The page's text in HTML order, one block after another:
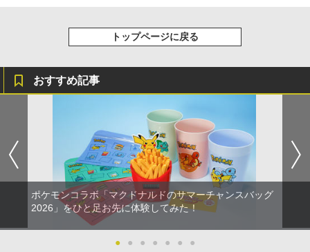
トップページに戻る
おすすめ記事
ポケモンコラボ「マクドナルドのサマーチャンスバッグ
2026」をひと足お先に体験してみた！
● ● ● ● ● ● ●